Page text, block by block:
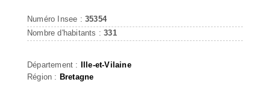
Numéro Insee : 35354
Nombre d'habitants :331
Département : Ille-et-Vilaine
Région : Bretagne